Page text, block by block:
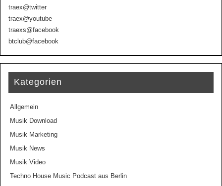
traex@twitter
traex@youtube
traexs@facebook
btclub@facebook
Kategorien
Allgemein
Musik Download
Musik Marketing
Musik News
Musik Video
Techno House Music Podcast aus Berlin